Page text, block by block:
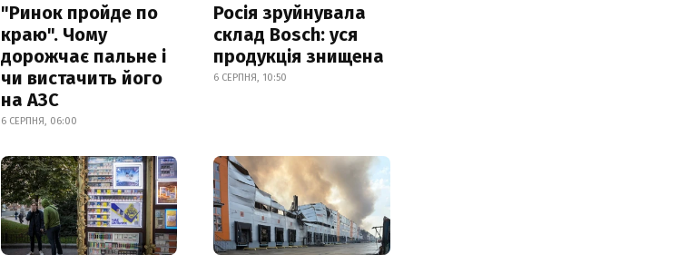
"Ринок пройде по
краю". Чому
дорожчає пальне і
чи вистачить його
на АЗС
6 СЕРПНЯ, 06:00
Росія зруйнувала
склад Bosch: уся
продукція знищена
6 СЕРПНЯ, 10:50